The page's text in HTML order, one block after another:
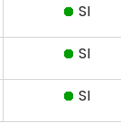
SI
SI
SI